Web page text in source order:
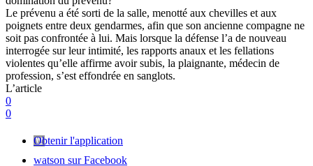
Le prévenu a été sorti de la salle, menotté aux chevilles et aux
poignets entre deux gendarmes, afin que son ancienne compagne ne
soit pas confrontée à lui. Mais lorsque la défense l’a de nouveau
interrogée sur leur intimité, les rapports anaux et les fellations
violentes qu’elle affirme avoir subis, la plaignante, médecin de
profession, s’est effondrée en sanglots.
L’article
0
0
Obtenir l'application
watson sur Facebook